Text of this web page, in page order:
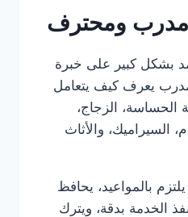
ومحترف
بشكل كبير على خبرة
يعرف كيف يتعامل
الحساسة، الزجاج،
السيراميك، والأثاث
بالمواعيد، يحافظ
الخدمة بدقة، ويترك